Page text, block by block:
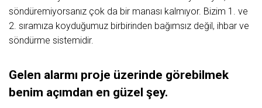
söndüremiyorsanız çok da bir manası kalmıyor. Bizim 1. ve
2. sıramıza koyduğumuz birbirinden bağımsız değil, ihbar ve
söndürme sistemidir.
Gelen alarmı proje üzerinde görebilmek
benim açımdan en güzel şey.